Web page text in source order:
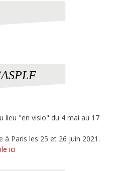
lieu "en visio" du 4 mai au 17
à Paris les 25 et 26 juin 2021.
ici